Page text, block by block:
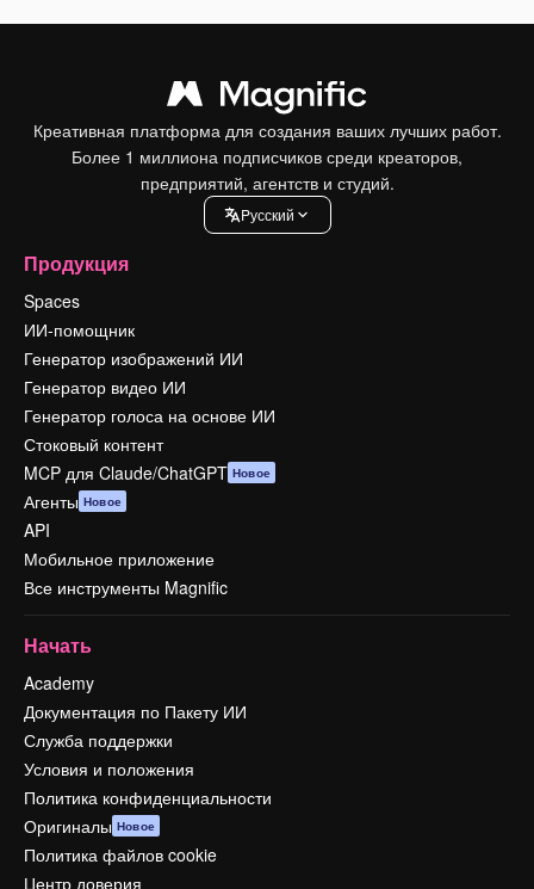
Креативная платформа для создания ваших лучших работ.
Более 1 миллиона подписчиков среди креаторов,
предприятий, агентств и студий.
Pусский
Продукция
Spaces
ИИ-помощник
Генератор изображений ИИ
Генератор видео ИИ
Генератор голоса на основе ИИ
Стоковый контент
MCP для Claude/ChatGPT Новое
Агенты Новое
API
Мобильное приложение
Все инструменты Magnific
Начать
Academy
Документация по Пакету ИИ
Служба поддержки
Условия и положения
Политика конфиденциальности
Оригиналы Новое
Политика файлов cookie
Центр доверия